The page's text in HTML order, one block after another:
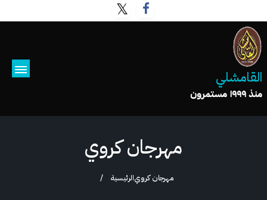
القامشلي
منذ ١٩٩٩ مستمرون
مهرجان كروي
الرئيسيةمهرجان كروي